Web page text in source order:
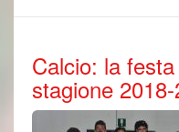
Calcio: la
stagione